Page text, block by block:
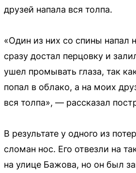
друзей напала вся толпа.
«Один из них со спины напал
сразу достал перцовку и
ушел промывать глаза, так
попал в облако, а на моих
вся толпа», — рассказал
В результате у одного из
сломан нос. Его отвезли на
на улице Бажова, но он был